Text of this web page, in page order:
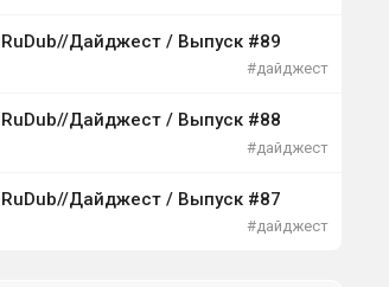
RuDub//Дайджест / Выпуск #89
#дайджест
RuDub//Дайджест / Выпуск #88
#дайджест
RuDub//Дайджест / Выпуск #87
#дайджест